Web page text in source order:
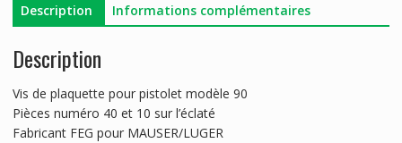
Description Informations complémentaires
Description
Vis de plaquette pour pistolet modèle 90
Pièces numéro 40 et 10 sur l’éclaté
Fabricant FEG pour MAUSER/LUGER